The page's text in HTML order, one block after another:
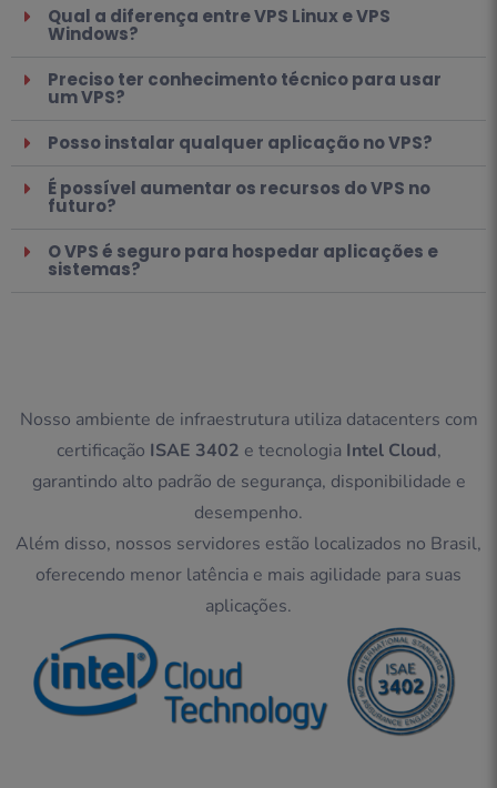
Qual a diferença entre VPS Linux e VPS
Windows?
Preciso ter conhecimento técnico para usar
um VPS?
Posso instalar qualquer aplicação no VPS?
É possível aumentar os recursos do VPS no
futuro?
O VPS é seguro para hospedar aplicações e
sistemas?
Nosso ambiente de infraestrutura utiliza datacenters com
certificação ISAE 3402 e tecnologia Intel Cloud,
garantindo alto padrão de segurança, disponibilidade e
desempenho.
Além disso, nossos servidores estão localizados no Brasil,
oferecendo menor latência e mais agilidade para suas
aplicações.